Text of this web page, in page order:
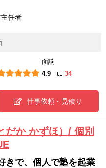
任者
面談
4.9
34
仕事依頼・見積り
だか かずほ）/ 個別
きで、個人で塾を起業